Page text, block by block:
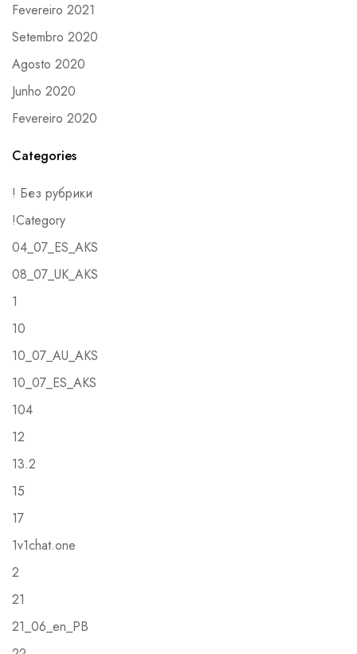
Fevereiro 2021
Setembro 2020
Agosto 2020
Junho 2020
Fevereiro 2020
Categories
! Без рубрики
!Category
04_07_ES_AKS
08_07_UK_AKS
1
10
10_07_AU_AKS
10_07_ES_AKS
104
12
13.2
15
17
1v1chat.one
2
21
21_06_en_PB